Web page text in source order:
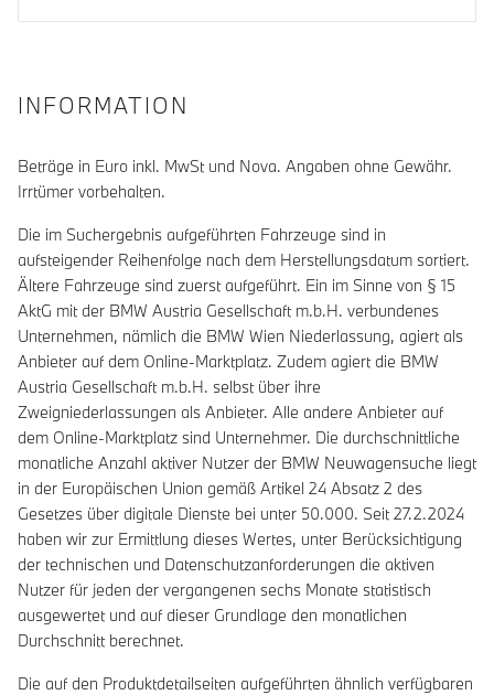
INFORMATION
Beträge in Euro inkl. MwSt und Nova. Angaben ohne Gewähr.
Irrtümer vorbehalten.
Die im Suchergebnis aufgeführten Fahrzeuge sind in
aufsteigender Reihenfolge nach dem Herstellungsdatum sortiert.
Ältere Fahrzeuge sind zuerst aufgeführt. Ein im Sinne von § 15
AktG mit der BMW Austria Gesellschaft m.b.H. verbundenes
Unternehmen, nämlich die BMW Wien Niederlassung, agiert als
Anbieter auf dem Online-Marktplatz. Zudem agiert die BMW
Austria Gesellschaft m.b.H. selbst über ihre
Zweigniederlassungen als Anbieter. Alle andere Anbieter auf
dem Online-Marktplatz sind Unternehmer. Die durchschnittliche
monatliche Anzahl aktiver Nutzer der BMW Neuwagensuche liegt
in der Europäischen Union gemäß Artikel 24 Absatz 2 des
Gesetzes über digitale Dienste bei unter 50.000. Seit 27.2.2024
haben wir zur Ermittlung dieses Wertes, unter Berücksichtigung
der technischen und Datenschutzanforderungen die aktiven
Nutzer für jeden der vergangenen sechs Monate statistisch
ausgewertet und auf dieser Grundlage den monatlichen
Durchschnitt berechnet.
Die auf den Produktdetailseiten aufgeführten ähnlich verfügbaren